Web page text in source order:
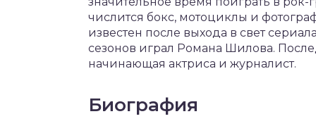
числится бокс, мотоциклы и
известен после выхода в свет
сезонов играл Романа Шилова.
начинающая актриса и журналист.
Биография